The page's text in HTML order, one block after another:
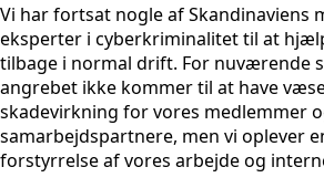
Vi har fortsat nogle af Skandinaviens
eksperter i cyberkriminalitet til at
tilbage i normal drift. For nuværende
angrebet ikke kommer til at have
skadevirkning for vores medlemmer
samarbejdspartnere, men vi oplever
forstyrrelse af vores arbejde og